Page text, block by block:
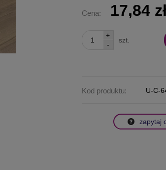
Cena: 17,84
-
+
szt.
Kod produktu: U-C-
zapytaj